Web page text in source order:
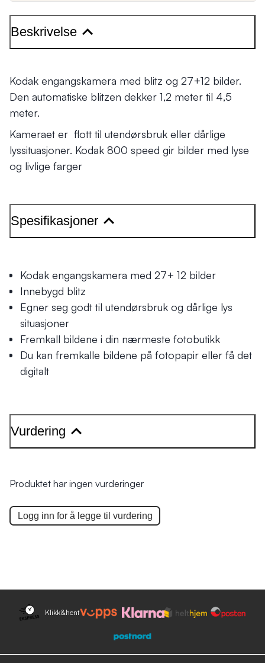
Beskrivelse
Kodak engangskamera med blitz og 27+12 bilder.
Den automatiske blitzen dekker 1,2 meter til 4,5
meter.
Kameraet er flott til utendørsbruk eller dårlige
lyssituasjoner. Kodak 800 speed gir bilder med lyse
og livlige farger
Spesifikasjoner
Kodak engangskamera med 27+ 12 bilder
Innebygd blitz
Egner seg godt til utendørsbruk og dårlige lys
situasjoner
Fremkall bildene i din nærmeste fotobutikk
Du kan fremkalle bildene på fotopapir eller få det
digitalt
Vurdering
Produktet har ingen vurderinger
Logg inn for å legge til vurdering
Klikk&hent